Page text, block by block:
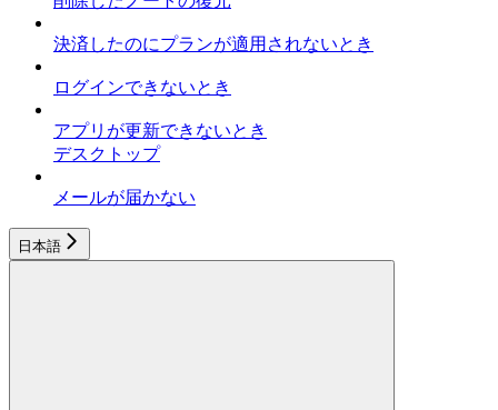
決済したのにプランが適用されないとき
ログインできないとき
アプリが更新できないとき
デスクトップ
メールが届かない
日本語